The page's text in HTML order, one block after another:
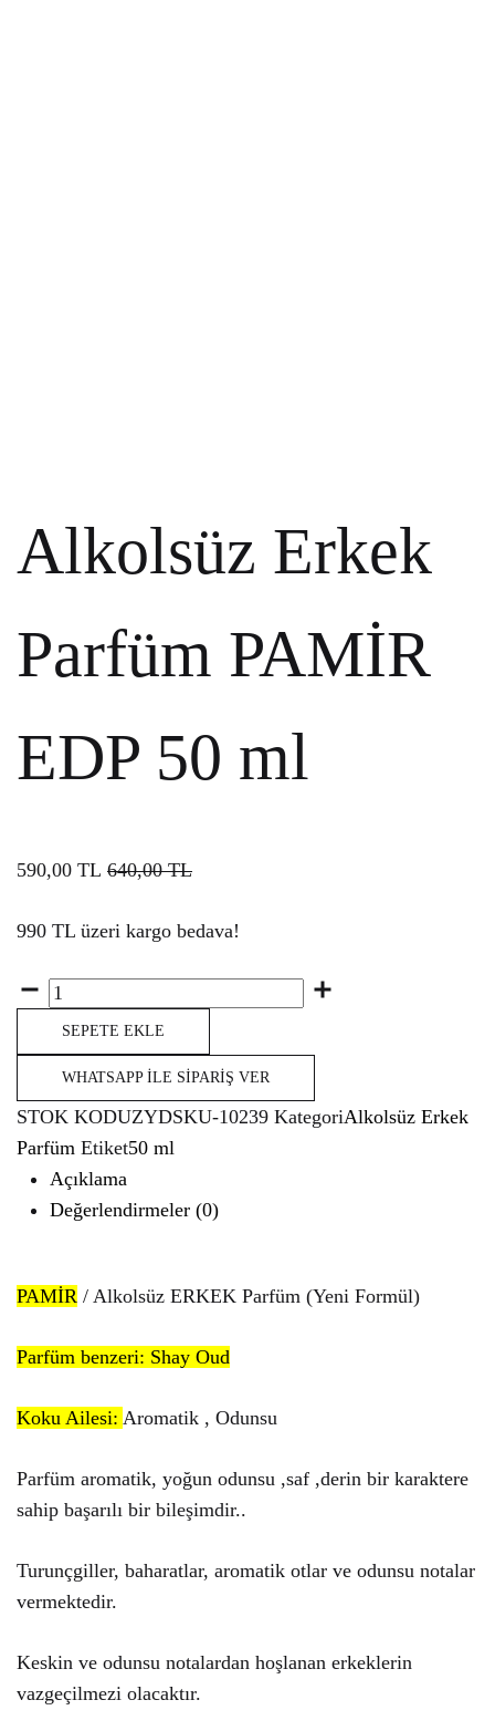
Alkolsüz Erkek
Parfüm PAMİR
EDP 50 ml
590,00 TL 640,00TL
990 TL üzeri kargo bedava!
Miktar
SEPETE EKLE
WHATSAPP İLE SIPARIŞ VER
STOK KODUZYDSKU-10239 KategoriAlkolsüz Erkek
Parfüm Etiket50 ml
Açıklama
Değerlendirmeler (0)
PAMİR / Alkolsüz ERKEK Parfüm (Yeni Formül)
Parfüm benzeri: Shay Oud
Koku Ailesi: Aromatik , Odunsu
Parfüm aromatik, yoğun odunsu ,saf ,derin bir karaktere
sahip başarılı bir bileşimdir..
Turunçgiller, baharatlar, aromatik otlar ve odunsu notalar
vermektedir.
Keskin ve odunsu notalardan hoşlanan erkeklerin
vazgeçilmezi olacaktır.